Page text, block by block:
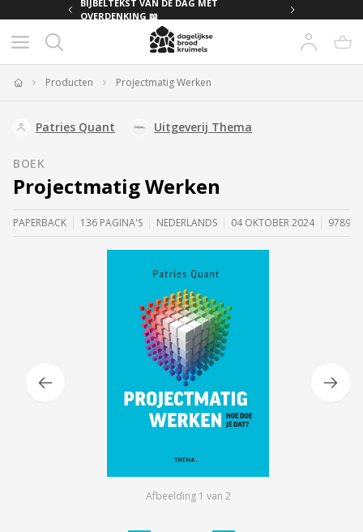
BIJBELTEKST VAN DE DAG MET
OVERDENKING 📖
Producten Projectmatig Werken
Patries Quant Uitgeverij Thema
BOEK
Projectmatig Werken
PAPERBACK 136 PAGINA'S NEDERLANDS 04 OKTOBER 2024
Afbeelding 1 van 2